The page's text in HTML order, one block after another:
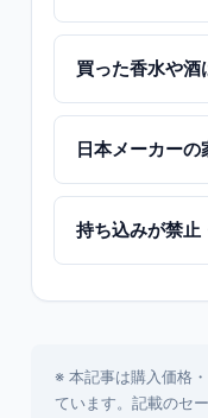
買った香水や酒
日本メーカー
持ち込みが禁止
※ 本記事は購入価格
ています。記載のセ